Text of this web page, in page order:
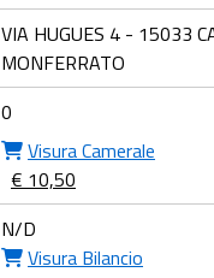
VIA HUGUES 4 - 15033
MONFERRATO
0
Visura Camerale
€ 10,50
N/D
Visura Bilancio